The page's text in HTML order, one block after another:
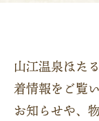
山江温泉ほた
着情報をご覧
お知らせや、